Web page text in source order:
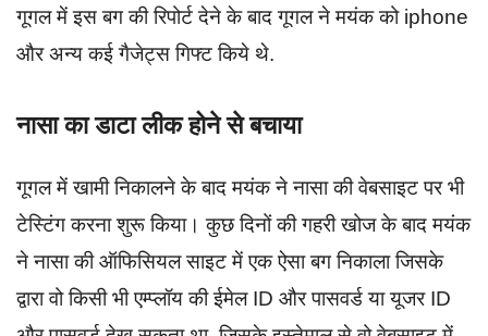
गूगल में इस बग की रिपोर्ट देने के बाद गूगल ने मयंक को iphone
और अन्य कई गैजेट्स गिफ्ट किये थे.
नासा का डाटा लीक होने से बचाया
गूगल में खामी निकालने के बाद मयंक ने नासा की वेबसाइट पर भी
टेस्टिंग करना शुरू किया। कुछ दिनों की गहरी खोज के बाद मयंक
ने नासा की ऑफिसियल साइट में एक ऐसा बग निकाला जिसके
द्वारा वो किसी भी एम्प्लॉय की ईमेल ID और पासवर्ड या यूजर ID